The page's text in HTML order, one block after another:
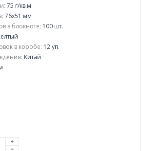
75 г/кв.м
76x51 мм
в блокноте: 100 шт.
в коробе: 12 уп.
Китай